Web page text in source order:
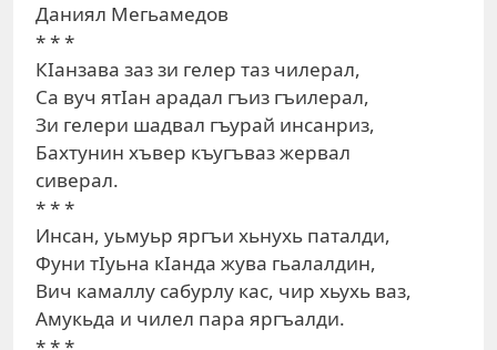
Даниял Мегьамедов
* * *
КIанзава заз зи гелер таз чилерал,
Са вуч ятIан арадал гъиз гъилерал,
Зи гелери шадвал гъурай инсанриз,
Бахтунин хъвер къугъваз жервал
сиверал.
* * *
Инсан, уьмуьр яргъи хьнухь паталди,
Фуни тIуьна кIанда жува гьалалдин,
Вич камаллу сабурлу кас, чир хьухь ваз,
Амукьда и чилел пара яргъалди.